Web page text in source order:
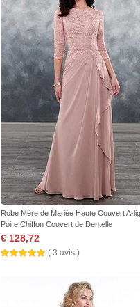
Robe Mère de Mariée Haute Couvert A-
Poire Chiffon Couvert de Dentelle
€ 128,72
( 3 avis )